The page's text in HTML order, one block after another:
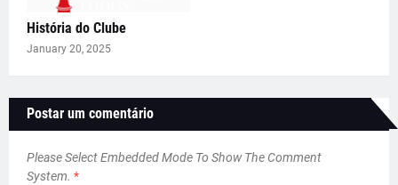
História do Clube
January 20, 2025
Postar um comentário
Please Select Embedded Mode To Show The Comment
System. *